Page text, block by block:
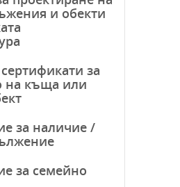
и обекти
за
на къща или
за наличие /
за семейно